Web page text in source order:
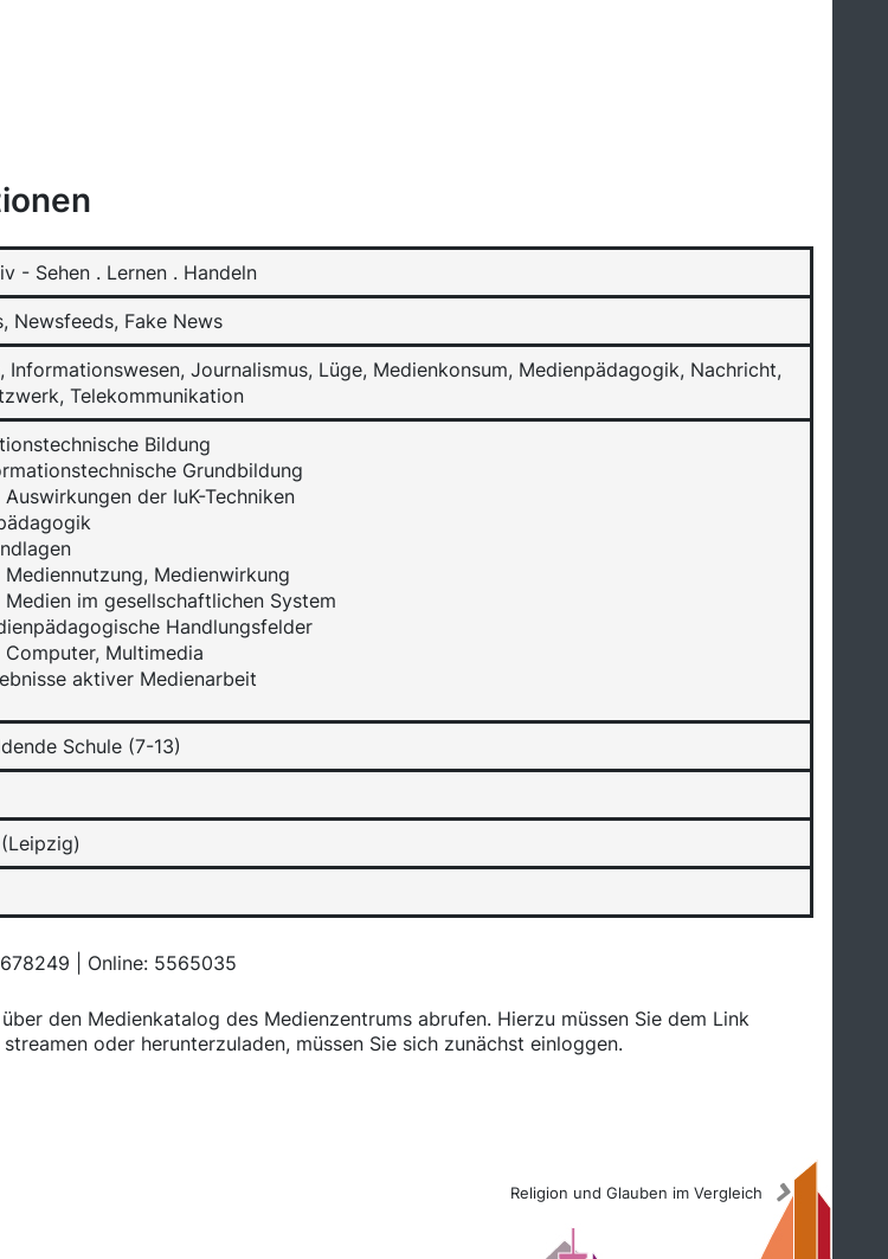
- Sehen . Lernen . Handeln
Newsfeeds, Fake News
Informationswesen, Journalismus, Lüge, Medienkonsum, Medienpädagogik, Nachricht,
Telekommunikation
Bildung
Grundbildung
Auswirkungen der IuK-Techniken
Mediennutzung, Medienwirkung
Medien im gesellschaftlichen System
Handlungsfelder
Computer, Multimedia
aktiver Medienarbeit
Schule (7-13)
| Online: 5565035
den Medienkatalog des Medienzentrums abrufen. Hierzu müssen Sie dem Link
oder herunterzuladen, müssen Sie sich zunächst einloggen.
Religion und Glauben im Vergleich